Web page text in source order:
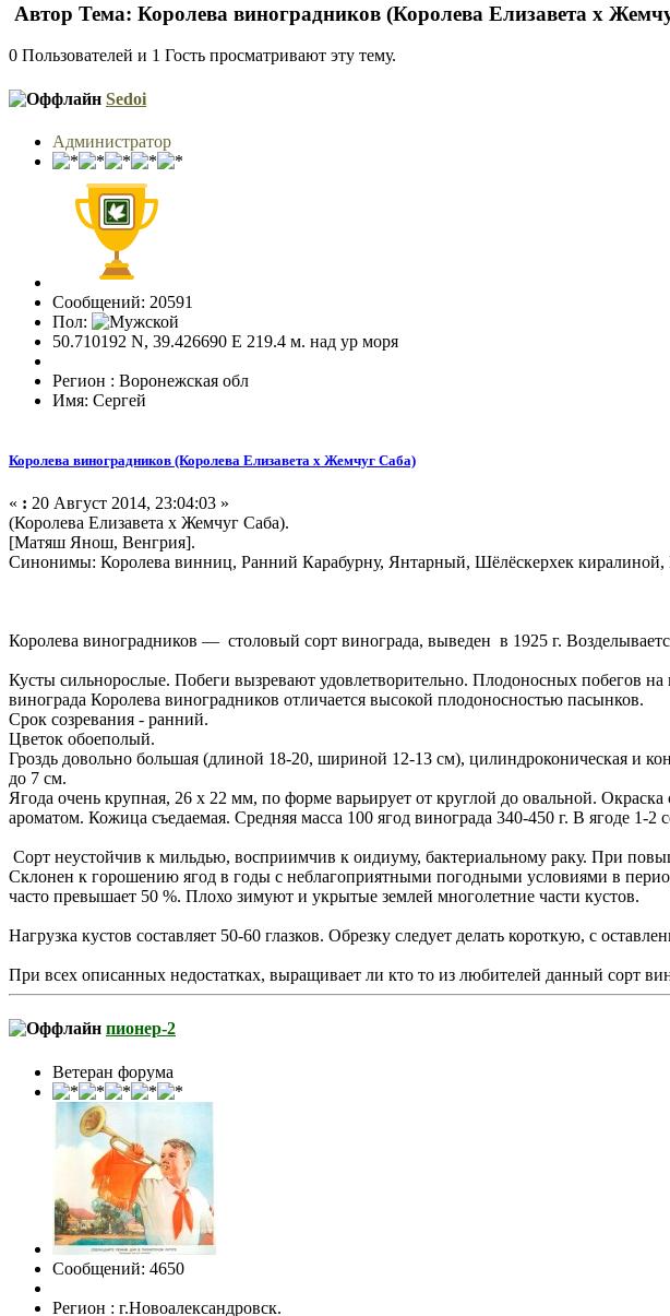
Автор Тема: Королева виноградников (Королева Елизавета х
0 Пользователей и 1 Гость просматривают эту тему.
Sedoi
Администратор
Сообщений: 20591
Пол:
50.710192 N, 39.426690 E 219.4 м. над ур моря
Регион : Воронежская обл
Имя: Сергей
Королева виноградников (Королева Елизавета х Жемчуг Саба)
« : 20 Август 2014, 23:04:03 »
(Королева Елизавета х Жемчуг Саба).
[Матяш Янош, Венгрия].
Синонимы: Королева винниц, Ранний Карабурну, Янтарный, Шёлёскерхек киралиной,
Королева виноградников — столовый сорт винограда, выведен в 1925 г.
Кусты сильнорослые. Побеги вызревают удовлетворительно. Плодоносных побегов
винограда Королева виноградников отличается высокой плодоносностью пасынков.
Срок созревания - ранний.
Цветок обоеполый.
Гроздь довольно большая (длиной 18-20, шириной 12-13 см), цилиндроконическая и
до 7 см.
Ягода очень крупная, 26 х 22 мм, по форме варьирует от круглой до овальной.
ароматом. Кожица съедаемая. Средняя масса 100 ягод винограда 340-450 г. В ягоде 1-2
Сорт неустойчив к мильдью, восприимчив к оидиуму, бактериальному раку. При
Склонен к горошению ягод в годы с неблагоприятными погодными условиями в
часто превышает 50 %. Плохо зимуют и укрытые землей многолетние части кустов.
Нагрузка кустов составляет 50-60 глазков. Обрезку следует делать короткую, с
При всех описанных недостатках, выращивает ли кто то из любителей данный сорт
пионер-2
Ветеран форума
Сообщений: 4650
Регион : г.Новоалександровск.